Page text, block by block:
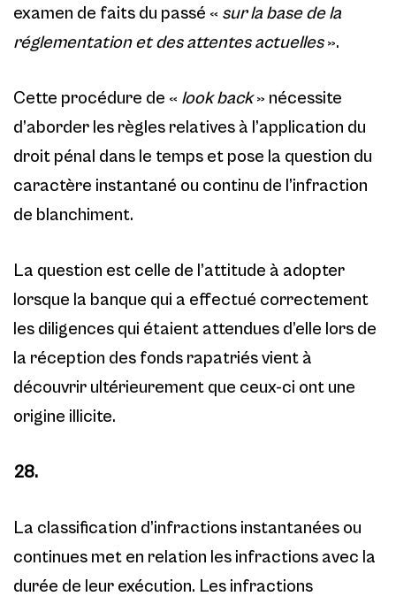
examen de faits du passé « sur la base de la
réglementation et des attentes actuelles».
Cette procédure de « look back» nécessite
d’aborder les règles relatives à l’application du
droit pénal dans le temps et pose la question du
caractère instantané ou continu de l’infraction
de blanchiment.
La question est celle de l’attitude à adopter
lorsque la banque qui a effectué correctement
les diligences qui étaient attendues d’elle lors de
la réception des fonds rapatriés vient à
découvrir ultérieurement que ceux-ci ont une
origine illicite.
28.
La classification d’infractions instantanées ou
continues met en relation les infractions avec la
durée de leur exécution. Les infractions